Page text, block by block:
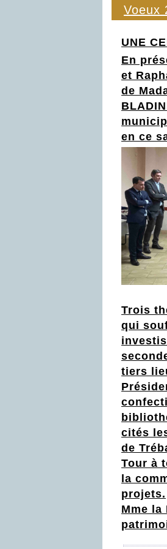
Voeux
UNE
En
et
de
en ce
Trois
qui
tiers
Prés
cités
de
Tour à
la
projets.
Mme